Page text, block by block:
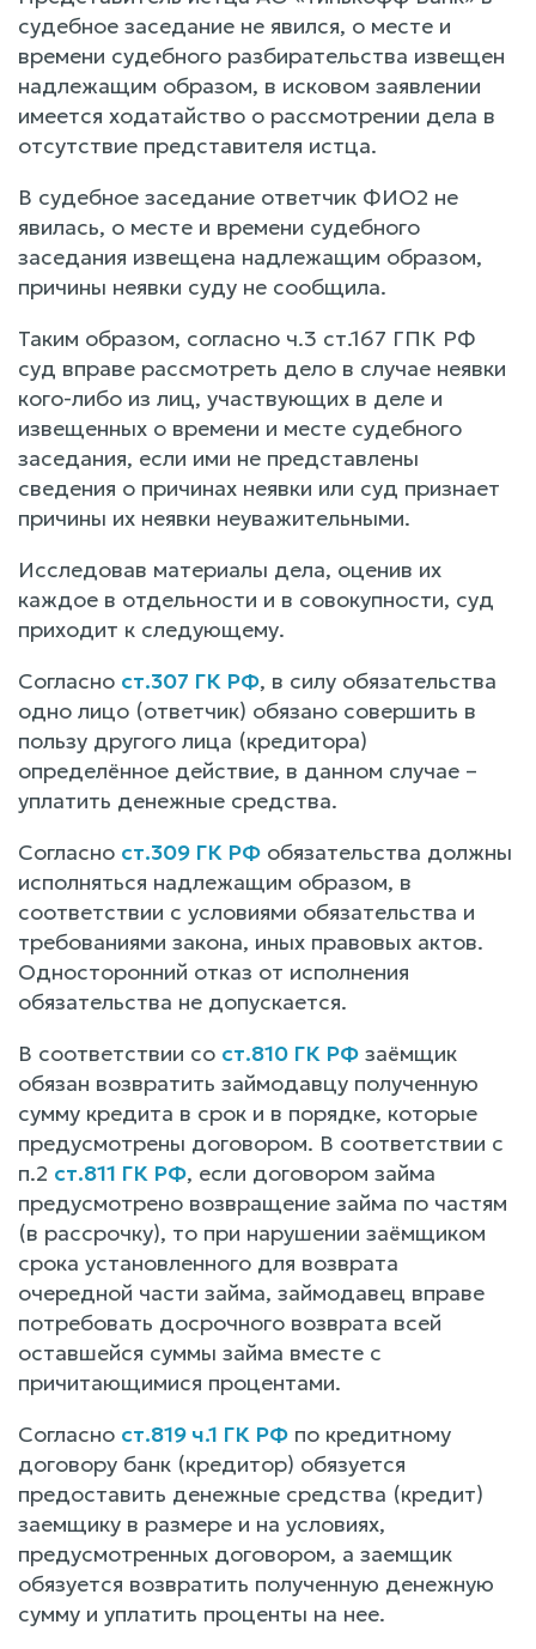
судебное заседание не явился, о месте и
времени судебного разбирательства извещен
надлежащим образом, в исковом заявлении
имеется ходатайство о рассмотрении дела в
отсутствие представителя истца.
В судебное заседание ответчик ФИО2 не
явилась, о месте и времени судебного
заседания извещена надлежащим образом,
причины неявки суду не сообщила.
Таким образом, согласно ч.3 ст.167 ГПК РФ
суд вправе рассмотреть дело в случае неявки
кого-либо из лиц, участвующих в деле и
извещенных о времени и месте судебного
заседания, если ими не представлены
сведения о причинах неявки или суд признает
причины их неявки неуважительными.
Исследовав материалы дела, оценив их
каждое в отдельности и в совокупности, суд
приходит к следующему.
Согласно ст.307 ГК РФ, в силу обязательства
одно лицо (ответчик) обязано совершить в
пользу другого лица (кредитора)
определённое действие, в данном случае –
уплатить денежные средства.
Согласно ст.309 ГК РФ обязательства должны
исполняться надлежащим образом, в
соответствии с условиями обязательства и
требованиями закона, иных правовых актов.
Односторонний отказ от исполнения
обязательства не допускается.
В соответствии со ст.810 ГК РФ заёмщик
обязан возвратить займодавцу полученную
сумму кредита в срок и в порядке, которые
предусмотрены договором. В соответствии с
п.2 ст.811 ГК РФ, если договором займа
предусмотрено возвращение займа по частям
(в рассрочку), то при нарушении заёмщиком
срока установленного для возврата
очередной части займа, займодавец вправе
потребовать досрочного возврата всей
оставшейся суммы займа вместе с
причитающимися процентами.
Согласно ст.819 ч.1 ГК РФ по кредитному
договору банк (кредитор) обязуется
предоставить денежные средства (кредит)
заемщику в размере и на условиях,
предусмотренных договором, а заемщик
обязуется возвратить полученную денежную
сумму и уплатить проценты на нее.